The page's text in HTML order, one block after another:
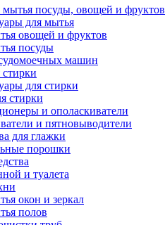
мытья посуды, овощей и фруктов
для мытья
овощей и фруктов
посуды
машин
стирки
для стирки
стирки
и ополаскиватели
и пятновыводители
для глажки
порошки
и туалета
окон и зеркал
полов